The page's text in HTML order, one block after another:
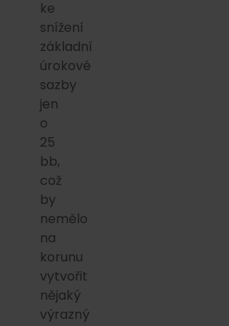
ke
snížení
základní
úrokové
sazby
jen
o
25
bb,
což
by
nemělo
na
korunu
vytvořit
nějaký
výrazný